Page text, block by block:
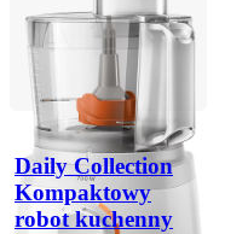
Daily Collection
Kompaktowy
robot kuchenny